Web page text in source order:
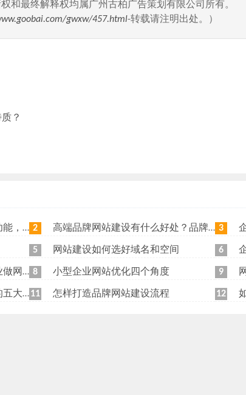
和最终解释权均属广州古柏广告策划有限公司所有。
gwxw/457.html-转载请注明出处。）
？
享给各位 2 高端品牌网站建设有什么好处？品牌网站日常维护工作有哪些？ 3
5 网站建设如何选好域名和空间 6
谁？ 8 小型企业网站优化四个角度 9
原则 11 怎样打造品牌网站建设流程 12